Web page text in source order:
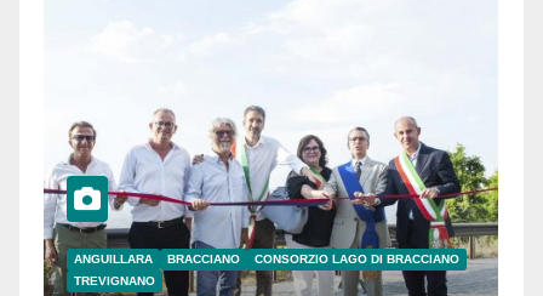
ANGUILLARA BRACCIANO
CONSORZIO LAGO DI BRACCIANO
TREVIGNANO